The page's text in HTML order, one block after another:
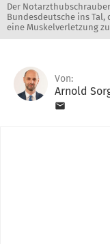
Der
Bundesdeutsche ins
eine Muskelverletzung
Von:
Arnold